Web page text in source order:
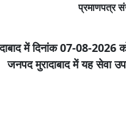
प्रमाणपत्र
में दिनांक07-08-2026
जनपदमुरादाबादमें यह सेवा